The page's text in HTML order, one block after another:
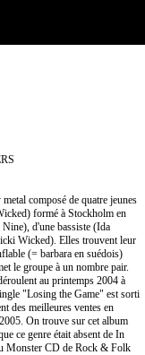
composé de quatre jeunes
formé à Stockholm en
d'une bassiste (Ida
Wicked). Elles trouvent leur
(= barbara en suédois)
le groupe à un nombre pair.
au printemps 2004 à
"Losing the Game" est sorti
des meilleures ventes en
On trouve sur cet album
ce genre était absent de In
Monster CD de Rock & Folk